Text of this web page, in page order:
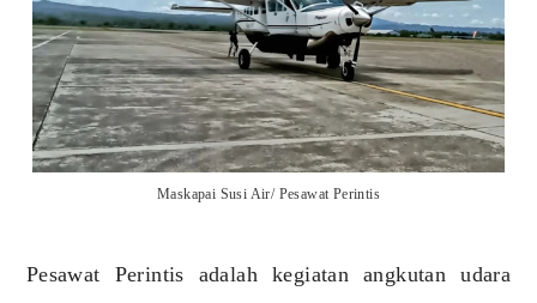
Maskapai Susi Air/ Pesawat Perintis
Pesawat Perintis adalah kegiatan angkutan udara